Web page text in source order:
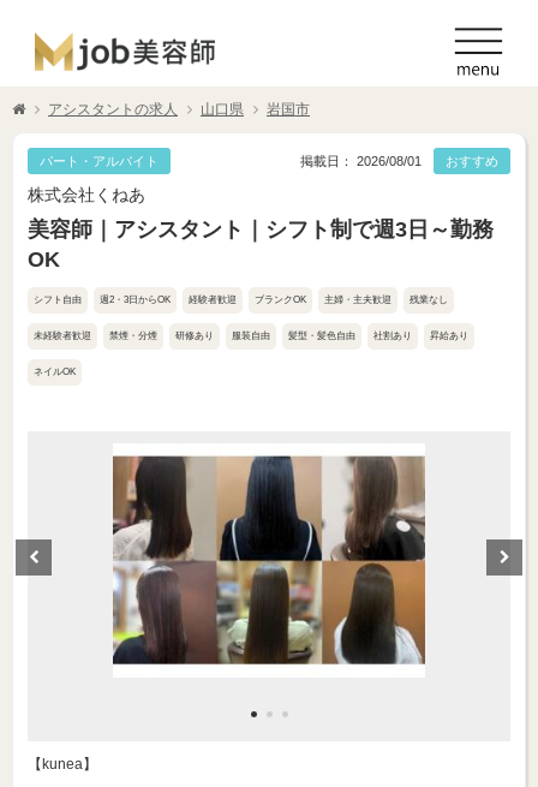
アシスタントの求人 山口県 岩国市
パート・アルバイト おすすめ
掲載日： 2026/08/01
株式会社くねあ
美容師｜アシスタント｜シフト制で週3日～勤務
OK
シフト自由 週2・3日からOK 経験者歓迎 ブランクOK 主婦・主夫歓迎 残業なし
未経験者歓迎 禁煙・分煙 研修あり 服装自由 髪型・髪色自由 社割あり 昇給あり
ネイルOK
【kunea】